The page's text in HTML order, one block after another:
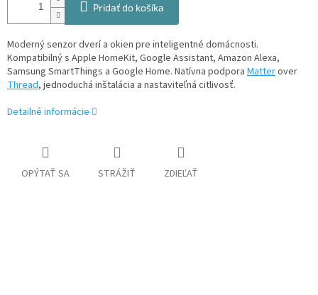
Pridať do košíka
Moderný senzor dverí a okien pre inteligentné domácnosti.
Kompatibilný s Apple HomeKit, Google Assistant, Amazon Alexa,
Samsung SmartThings a Google Home. Natívna podpora Matterover
Thread, jednoduchá inštalácia a nastaviteľná citlivosť.
Detailné informácie
OPÝTAŤ SA STRÁŽIŤ ZDIEĽAŤ